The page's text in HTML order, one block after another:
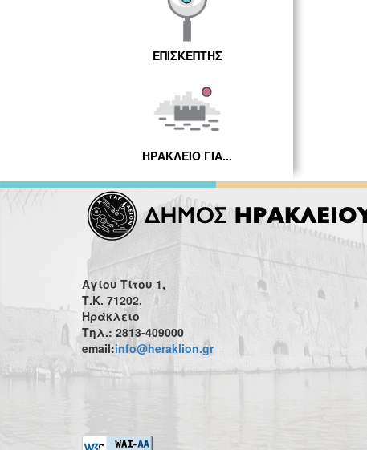
ΕΠΙΣΚΕΠΤΗΣ
ΗΡΑΚΛΕΙΟ ΓΙΑ...
Αγίου Τίτου 1,
Τ.Κ. 71202,
Ηράκλειο
Τηλ.: 2813-409000
email:info@heraklion.gr